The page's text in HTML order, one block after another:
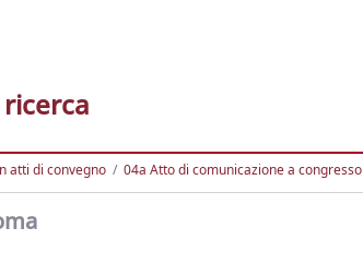
atti di convegno 04a Atto di comunicazione a congresso